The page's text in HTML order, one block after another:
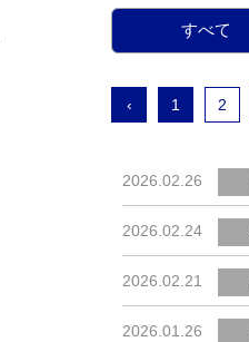
すべて
‹ 1 2
2026.02.26
2026.02.24
2026.02.21
2026.01.26